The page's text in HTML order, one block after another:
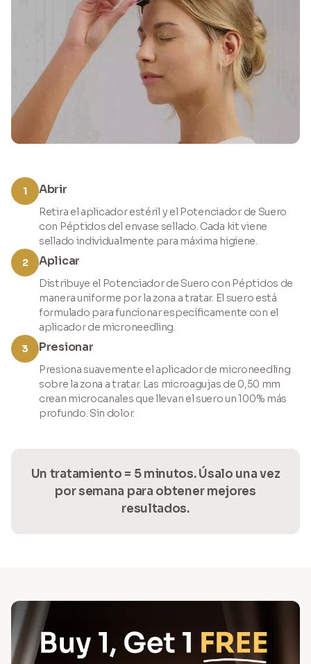
1 Abrir
Retira el aplicador estéril y el Potenciador de Suero
con Péptidos del envase sellado. Cada kit viene
sellado individualmente para máxima higiene.
2
Aplicar
Distribuye el Potenciador de Suero con Péptidos de
manera uniforme por la zona a tratar. El suero está
formulado para funcionar específicamente con el
aplicador de microneedling.
3
Presionar
Presiona suavemente el aplicador de microneedling
sobre la zona a tratar. Las microagujas de 0,50 mm
crean microcanales que llevan el suero un 100% más
profundo. Sin dolor.
Un tratamiento = 5 minutos. Úsalo una vez
por semana para obtener mejores
resultados.